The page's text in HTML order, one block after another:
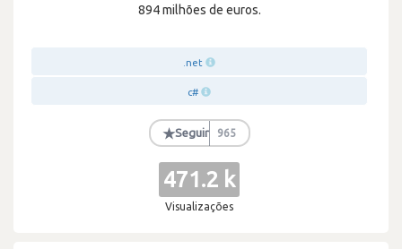
894 milhões de euros.
.net
c#
★Seguir 965
471.2 k
Visualizações